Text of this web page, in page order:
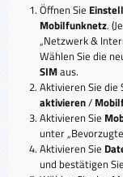
Öffnen Sie
Mobilfunknetz.
„Netzwerk &
Wählen Sie die
SIMaus.
Aktivieren Sie die
aktivieren/
Aktivieren Sie
unter
Aktivieren Sie
und bestätigen